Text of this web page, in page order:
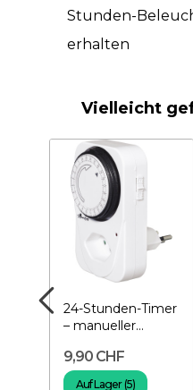
Stunden-
erhalten
Vielleicht
24-Stunden-Timer
– manueller
9,90 CHF
Auf Lager (5)